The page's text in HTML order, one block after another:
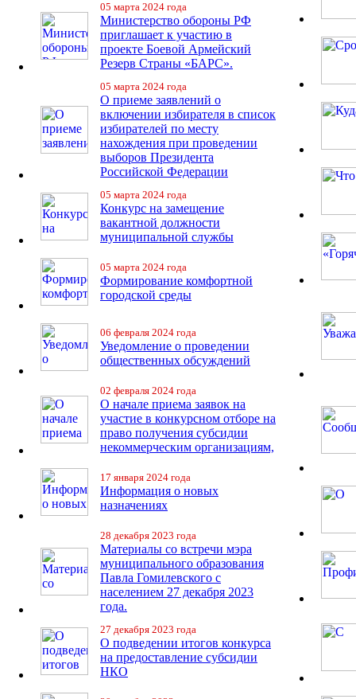
05 марта 2024 года
Министерство обороны РФ
приглашает к участию в
проекте Боевой Армейский
Резерв Страны «БАРС».
05 марта 2024 года
О приеме заявлений о
включении избирателя в список
избирателей по месту
нахождения при проведении
выборов Президента
Российской Федерации
05 марта 2024 года
Конкурс на замещение
вакантной должности
муниципальной службы
05 марта 2024 года
Формирование комфортной
городской среды
06 февраля 2024 года
Уведомление о проведении
общественных обсуждений
02 февраля 2024 года
О начале приема заявок на
участие в конкурсном отборе на
право получения субсидии
некоммерческим организациям,
17 января 2024 года
Информация о новых
назначениях
28 декабря 2023 года
Материалы со встречи мэра
муниципального образования
Павла Гомилевского с
населением 27 декабря 2023
года.
27 декабря 2023 года
О подведении итогов конкурса
на предоставление субсидии
НКО